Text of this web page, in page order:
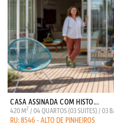
CASA ASSINADA COM HISTO...
420 M2 / 04 QUARTOS (03 SUITES) / 03
RU: 8546 - ALTO DE PINHEIROS